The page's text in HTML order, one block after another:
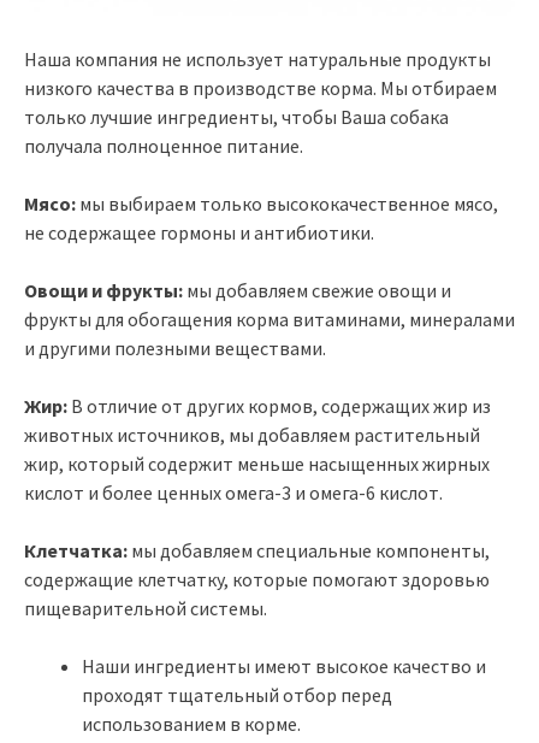
Наша компания не использует натуральные продукты
низкого качества в производстве корма. Мы отбираем
только лучшие ингредиенты, чтобы Ваша собака
получала полноценное питание.
Мясо: мы выбираем только высококачественное мясо,
не содержащее гормоны и антибиотики.
Овощи и фрукты: мы добавляем свежие овощи и
фрукты для обогащения корма витаминами, минералами
и другими полезными веществами.
Жир: В отличие от других кормов, содержащих жир из
животных источников, мы добавляем растительный
жир, который содержит меньше насыщенных жирных
кислот и более ценных омега-3 и омега-6 кислот.
Клетчатка: мы добавляем специальные компоненты,
содержащие клетчатку, которые помогают здоровью
пищеварительной системы.
Наши ингредиенты имеют высокое качество и
проходят тщательный отбор перед
использованием в корме.